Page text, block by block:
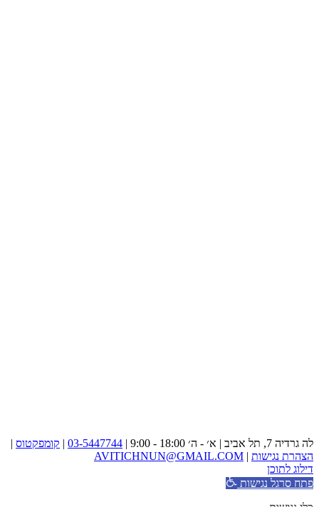
לה גרדיה 7, תל אביב | א׳ - ה׳ 18:00 - 9:00 | 03-5447744
| קומפקטוס |
הצהרת נגישות |
AVITICHNUN@GMAIL.COM
דילוג לתוכן
פתח סרגל נגישות